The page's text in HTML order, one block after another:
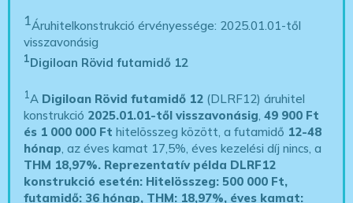
1Áruhitelkonstrukció érvényessége: 2025.01.01-től
visszavonásig
1Digiloan Rövid futamidő 12
1A Digiloan Rövid futamidő 12 (DLRF12) áruhitel
konstrukció 2025.01.01-től visszavonásig,49 900 Ft
és 1 000 000 Ft hitelösszeg között, a futamidő 12-48
hónap, az éves kamat 17,5%, éves kezelési díj nincs, a
THM 18,97%. Reprezentatív példa DLRF12
konstrukció esetén: Hitelösszeg: 500 000 Ft,
futamidő: 36 hónap, THM: 18,97%, éves kamat: